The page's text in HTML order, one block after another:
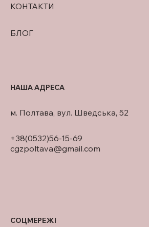
КОНТАКТИ
БЛОГ
+38(0532)56-15-69
cgzpoltava@gmail.com
м. Полтава, вул. Шведська, 52
НАША АДРЕСА
СОЦМЕРЕЖІ